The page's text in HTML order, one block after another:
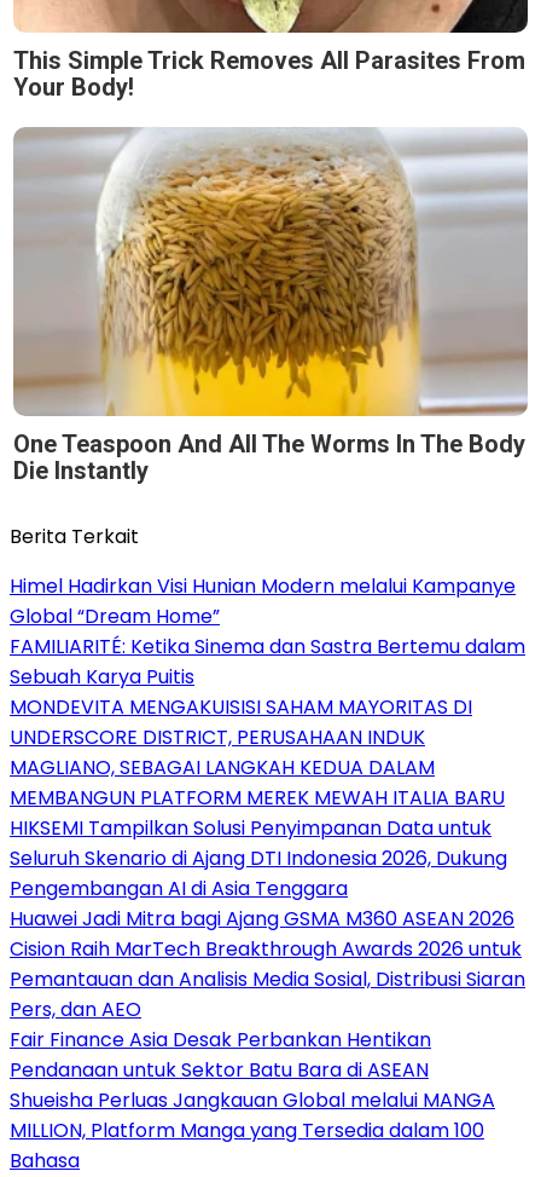
This Simple Trick Removes All Parasites From
Your Body!
One Teaspoon And All The Worms In The Body
Die Instantly
Berita Terkait
Himel Hadirkan Visi Hunian Modern melalui Kampanye
Global “Dream Home”
FAMILIARITÉ: Ketika Sinema dan Sastra Bertemu dalam
Sebuah Karya Puitis
MONDEVITA MENGAKUISISI SAHAM MAYORITAS DI
UNDERSCORE DISTRICT, PERUSAHAAN INDUK
MAGLIANO, SEBAGAI LANGKAH KEDUA DALAM
MEMBANGUN PLATFORM MEREK MEWAH ITALIA BARU
HIKSEMI Tampilkan Solusi Penyimpanan Data untuk
Seluruh Skenario di Ajang DTI Indonesia 2026, Dukung
Pengembangan AI di Asia Tenggara
Huawei Jadi Mitra bagi Ajang GSMA M360 ASEAN 2026
Cision Raih MarTech Breakthrough Awards 2026 untuk
Pemantauan dan Analisis Media Sosial, Distribusi Siaran
Pers, dan AEO
Fair Finance Asia Desak Perbankan Hentikan
Pendanaan untuk Sektor Batu Bara di ASEAN
Shueisha Perluas Jangkauan Global melalui MANGA
MILLION, Platform Manga yang Tersedia dalam 100
Bahasa